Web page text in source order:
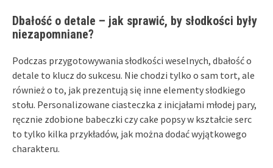
Dbałość o detale – jak sprawić, by słodkości były
niezapomniane?
Podczas przygotowywania słodkości weselnych, dbałość o
detale to klucz do sukcesu. Nie chodzi tylko o sam tort, ale
również o to, jak prezentują się inne elementy słodkiego
stołu. Personalizowane ciasteczka z inicjałami młodej pary,
ręcznie zdobione babeczki czy cake popsy w kształcie serc
to tylko kilka przykładów, jak można dodać wyjątkowego
charakteru.